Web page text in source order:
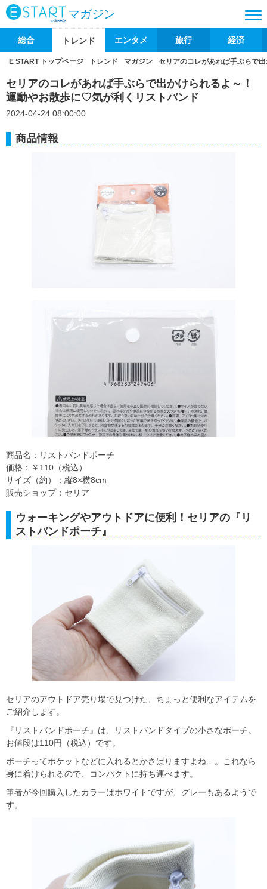
マガジン
総合 トレンド エンタメ 旅行 経済
E START トップページ トレンド マガジン セリアのコレがあれば手ぶらで
セリアのコレがあれば手ぶらで出かけられるよ～！
運動やお散歩に♡気が利くリストバンド
2024-04-24 08:00:00
商品情報
商品名：リストバンドポーチ
価格：￥110（税込）
サイズ（約）：縦8×横8cm
販売ショップ：セリア
ウォーキングやアウトドアに便利！セリアの『リ
ストバンドポーチ』
セリアのアウトドア売り場で見つけた、ちょっと便利なアイテムを
ご紹介します。
『リストバンドポーチ』は、リストバンドタイプの小さなポーチ。
お値段は110円（税込）です。
ポーチってポケットなどに入れるとかさばりますよね…。これなら
身に着けられるので、コンパクトに持ち運べます。
筆者が今回購入したカラーはホワイトですが、グレーもあるようで
す。